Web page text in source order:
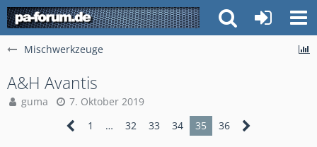
Mischwerkzeuge
A&H Avantis
guma
7. Oktober 2019
1
… 32 33 34 35 36